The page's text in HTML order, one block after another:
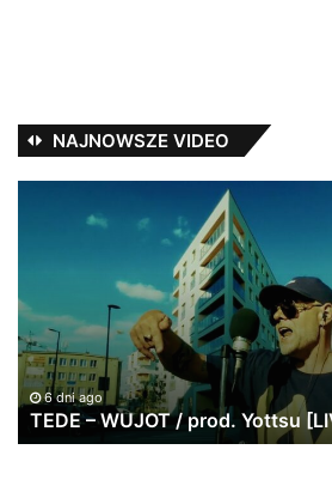
NAJNOWSZE VIDEO
Yottsu
[LIVE
VIDEO]
6 dni ago
TEDE – WUJOT / prod. Yottsu